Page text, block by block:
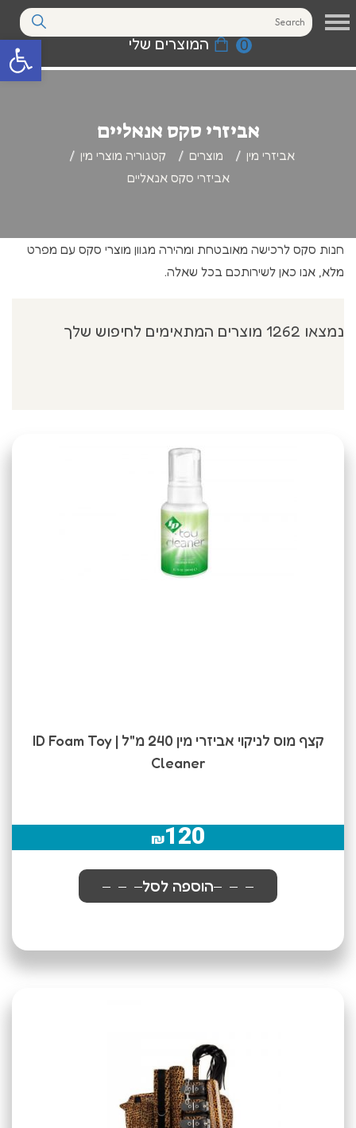
פתח סרגל 0 המוצרים שלי
אביזרי סקס אנאליים
אביזרי מין מוצרים
קטגוריה מוצרי מין
אביזרי סקס אנאליים
חנות סקס לרכישה מאובטחת ומהירה מגוון מוצרי סקס עם מפרט
מלא, אנו כאן לשירותכם בכל שאלה.
נמצאו 1262 מוצרים המתאימים לחיפוש שלך
קצף מוס לניקוי אביזרי מין 240 מ"ל | ID Foam Toy
Cleaner
₪120
הוספה לסל